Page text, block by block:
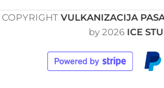
COPYRIGHT VULKANIZACIJA
by 2026 ICE